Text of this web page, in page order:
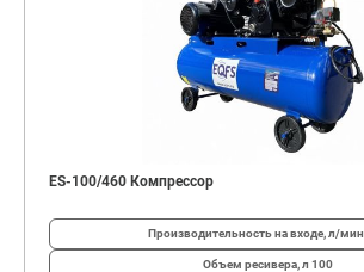
ES-100/460 Компрессор
Производительность на входе, л/мин
Объем ресивера, л 100